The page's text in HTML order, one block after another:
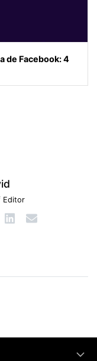
de Facebook: 4
Editor